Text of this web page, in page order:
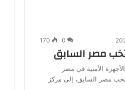
0
170
مصر السابق
الأمنية في مصر
مصر السابق، إلى مركز